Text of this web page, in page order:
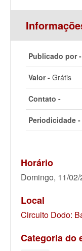
Publicado por -
Valor - Grátis
Contato -
Periodicidade -
Horário
Domingo, 11/
Local
Circuito Dodo:
Categoria do